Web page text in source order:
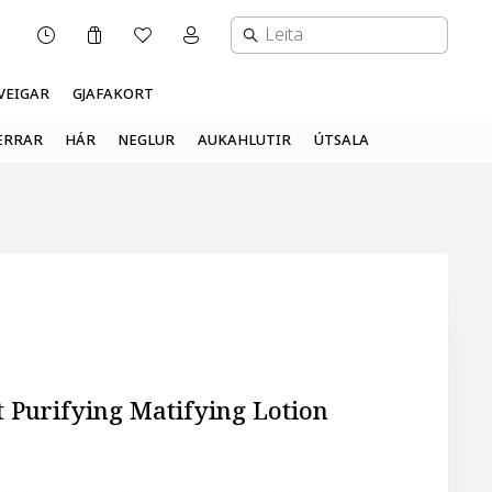
Karfa ÓskalistiMínar síður valmynd
GJAFAKORT
HÁR NEGLUR AUKAHLUTIR ÚTSALA
Purifying Matifying Lotion